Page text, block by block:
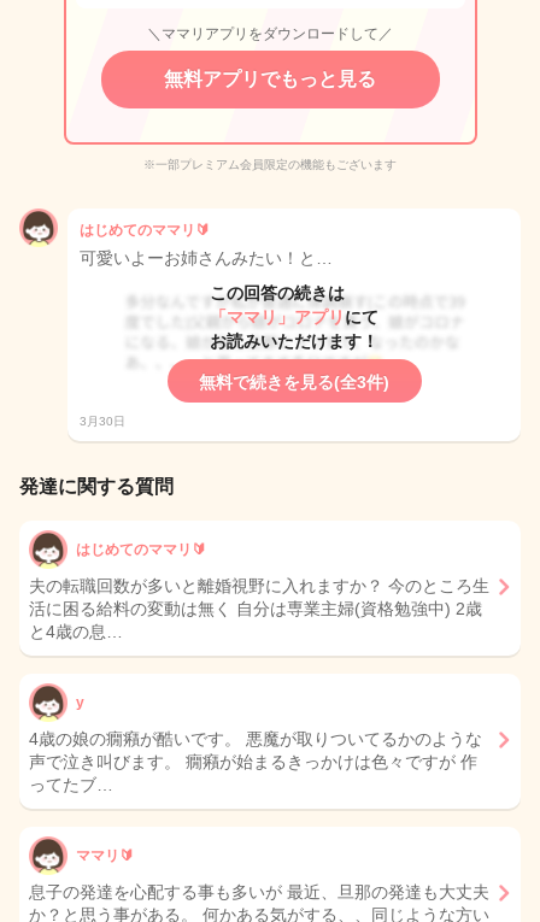
＼ママリアプリをダウンロードして／
無料アプリでもっと見る
※一部プレミアム会員限定の機能もございます
はじめてのママリ🔰
可愛いよーお姉さんみたい！と…
この回答の続きは
「ママリ」アプリ にて
お読みいただけます！
無料で続きを見る(全3件)
3月30日
発達に関する質問
はじめてのママリ🔰
夫の転職回数が多いと離婚視野に入れますか？ 今のところ生
活に困る給料の変動は無く 自分は専業主婦(資格勉強中) 2歳
と4歳の息…
y
4歳の娘の癇癪が酷いです。 悪魔が取りついてるかのような
声で泣き叫びます。 癇癪が始まるきっかけは色々ですが 作
ってたブ…
ママリ🔰
息子の発達を心配する事も多いが 最近、旦那の発達も大丈夫
か？と思う事がある。 何かある気がする、、同じような方い